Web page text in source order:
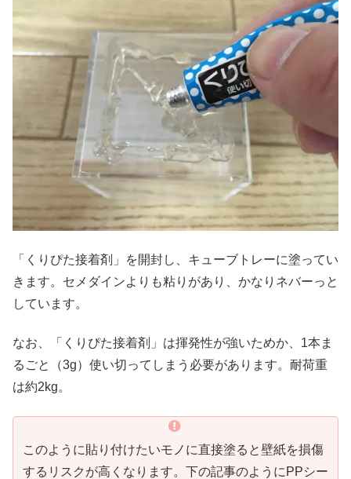
「くりぴた接着剤」を開封し、キューブトレーに塗ってい
きます。セメダインよりも粘りがあり、かなりネバーっと
しています。
なお、「くりぴた接着剤」は揮発性が強いためか、1本ま
るごと（3g）使い切ってしまう必要があります。耐荷重
は約2kg。
このように貼り付けたいモノに直接塗ると壁紙を損傷
するリスクが高くなります。下の記事のようにPPシー